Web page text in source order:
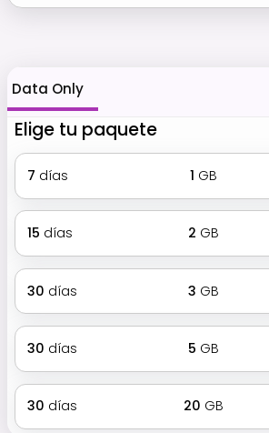
Data Only
Elige tu paquete
7 días 1 GB
15 días 2 GB
30 días 3 GB
30 días 5 GB
30 días 20 GB